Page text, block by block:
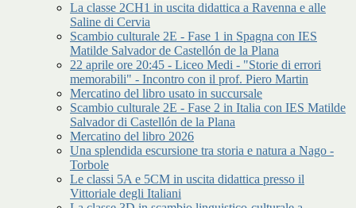
La classe 2CH1 in uscita didattica a Ravenna e alle
Saline di Cervia
Scambio culturale 2E - Fase 1 in Spagna con IES
Matilde Salvador de Castellón de la Plana
22 aprile ore 20:45 - Liceo Medi - "Storie di errori
memorabili" - Incontro con il prof. Piero Martin
Mercatino del libro usato in succursale
Scambio culturale 2E - Fase 2 in Italia con IES Matilde
Salvador di Castellón de la Plana
Mercatino del libro 2026
Una splendida escursione tra storia e natura a Nago -
Torbole
Le classi 5A e 5CM in uscita didattica presso il
Vittoriale degli Italiani